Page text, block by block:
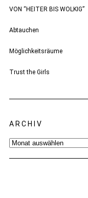
VON “HEITER BIS WOLKIG”
Abtauchen
Möglichkeitsräume
Trust the Girls
ARCHIV
Archiv